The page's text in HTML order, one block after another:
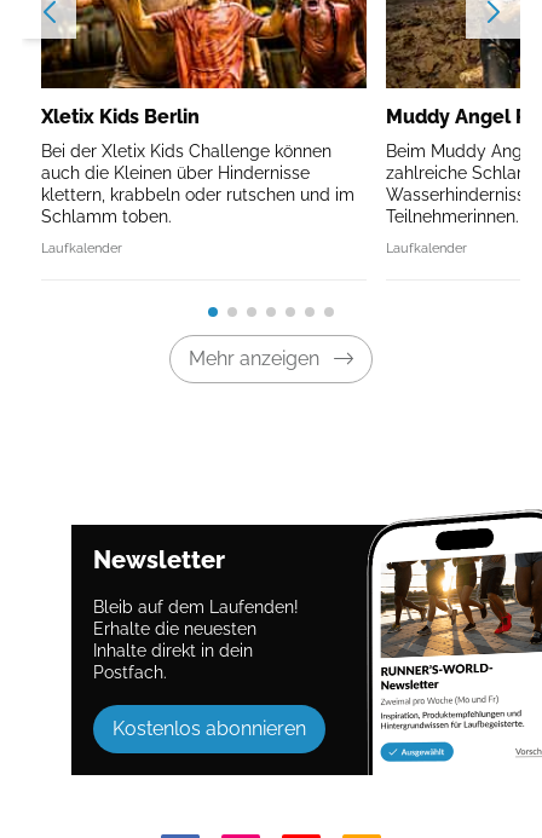
Xletix Kids Berlin
Bei der Xletix Kids Challenge können
auch die Kleinen über Hindernisse
klettern, krabbeln oder rutschen und im
Schlamm toben.
Laufkalender
Muddy Angel
Beim Muddy
zahlreiche
Wasserhindernisse
Teilnehmerinnen.
Laufkalender
Mehr anzeigen
Newsletter
Bleib auf dem Laufenden!
Erhalte die neuesten
Inhalte direkt in dein
Postfach.
Kostenlos abonnieren